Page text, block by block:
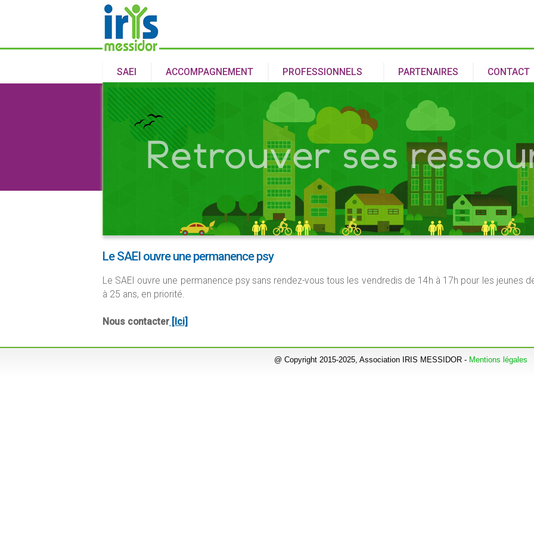
SAEI ACCOMPAGNEMENT PROFESSIONNELS PARTENAIRES CONTACT
Le SAEI ouvre une permanence psy
Le SAEI ouvre une permanence psy sans rendez-vous tous les vendredis de 14h à 17h pour les jeunes
à 25 ans, en priorité.
Nous contacter [Ici]
@ Copyright 2015-2025, Association IRIS MESSIDOR - Mentions légales